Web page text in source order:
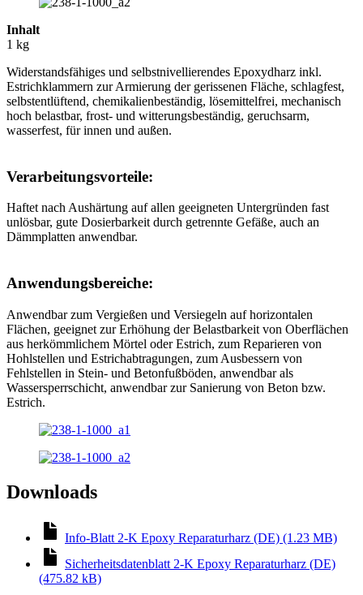
Inhalt
1 kg
Widerstandsfähiges und selbstnivellierendes Epoxydharz inkl.
Estrichklammern zur Armierung der gerissenen Fläche, schlagfest,
selbstentlüftend, chemikalienbeständig, lösemittelfrei, mechanisch
hoch belastbar, frost- und witterungsbeständig, geruchsarm,
wasserfest, für innen und außen.
Verarbeitungsvorteile:
Haftet nach Aushärtung auf allen geeigneten Untergründen fast
unlösbar, gute Dosierbarkeit durch getrennte Gefäße, auch an
Dämmplatten anwendbar.
Anwendungsbereiche:
Anwendbar zum Vergießen und Versiegeln auf horizontalen
Flächen, geeignet zur Erhöhung der Belastbarkeit von Oberflächen
aus herkömmlichem Mörtel oder Estrich, zum Reparieren von
Hohlstellen und Estrichabtragungen, zum Ausbessern von
Fehlstellen in Stein- und Betonfußböden, anwendbar als
Wassersperrschicht, anwendbar zur Sanierung von Beton bzw.
Estrich.
Downloads
Info-Blatt 2-K Epoxy Reparaturharz (DE) (1.23 MB)
Sicherheitsdatenblatt 2-K Epoxy Reparaturharz (DE)
(475.82 kB)